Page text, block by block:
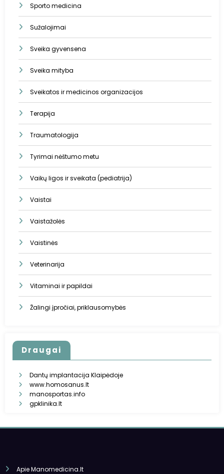
Sporto medicina
Sužalojimai
Sveika gyvensena
Sveika mityba
Sveikatos ir medicinos organizacijos
Terapija
Traumatologija
Tyrimai nėštumo metu
Vaikų ligos ir sveikata (pediatrija)
Vaistai
Vaistažolės
Vaistinės
Veterinarija
Vitaminai ir papildai
Žalingi įpročiai, priklausomybės
Draugai
Dantų implantacija Klaipėdoje
www.homosanus.lt
manosportas.info
gpklinika.lt
Apie Manomedicina.lt